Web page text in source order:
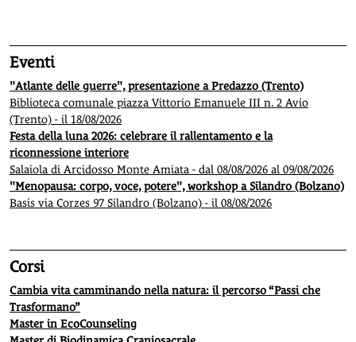
Eventi
"Atlante delle guerre", presentazione a Predazzo (Trento)
Biblioteca comunale piazza Vittorio Emanuele III n. 2 Avio
(Trento) - il 18/08/2026
Festa della luna 2026: celebrare il rallentamento e la
riconnessione interiore
Salaiola di Arcidosso Monte Amiata - dal 08/08/2026 al 09/08/2026
"Menopausa: corpo, voce, potere", workshop a Silandro (Bolzano)
Basis via Corzes 97 Silandro (Bolzano) - il 08/08/2026
Corsi
Cambia vita camminando nella natura: il percorso “Passi che
Trasformano”
Master in EcoCounseling